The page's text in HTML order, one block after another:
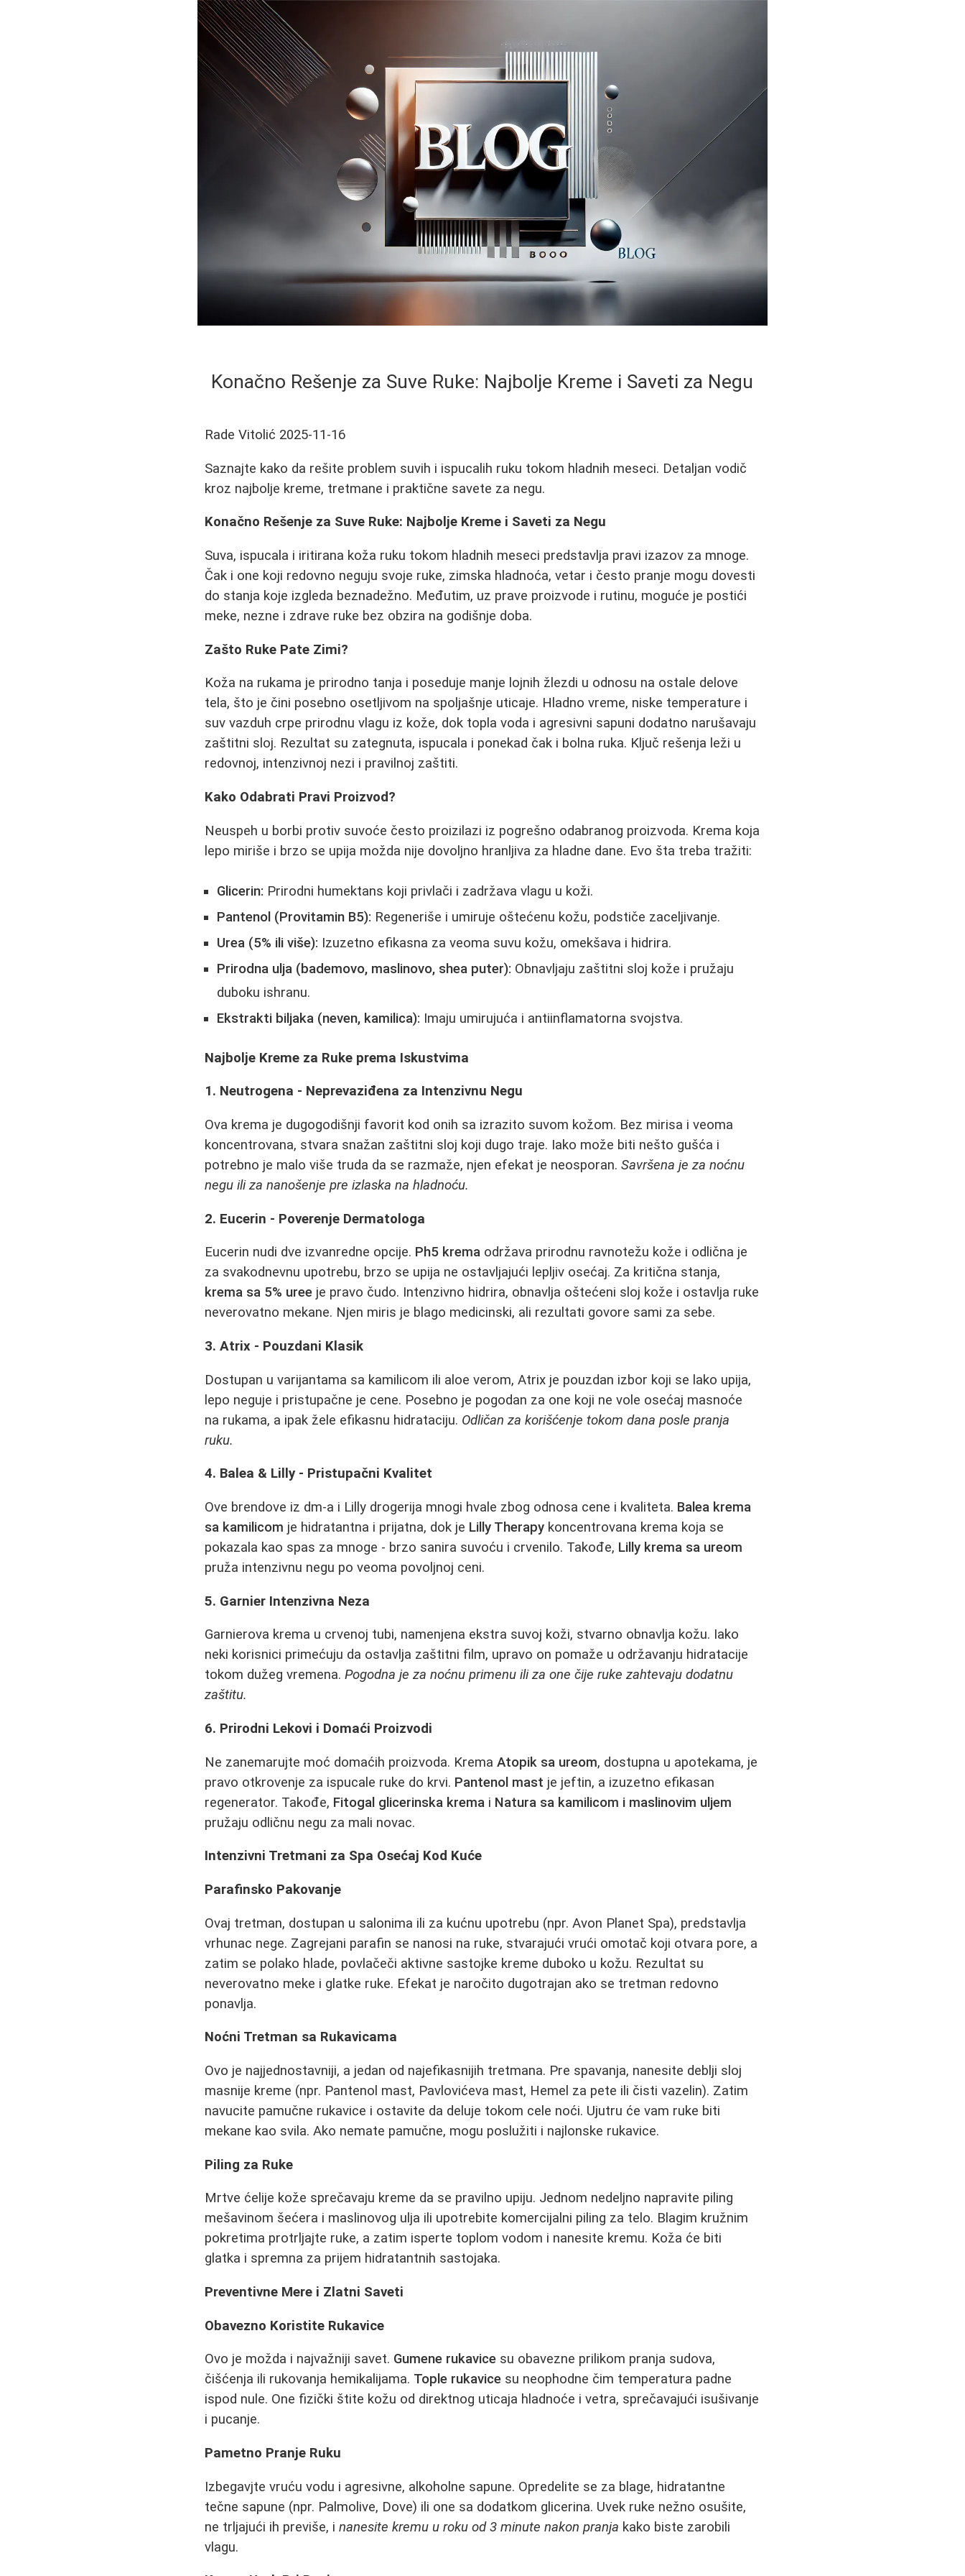
Konačno Rešenje za Suve Ruke: Najbolje Kreme i Saveti za Negu
Rade Vitolić 2025-11-16
Saznajte kako da rešite problem suvih i ispucalih ruku tokom hladnih meseci. Detaljan vodič
kroz najbolje kreme, tretmane i praktične savete za negu.
Konačno Rešenje za Suve Ruke: Najbolje Kreme i Saveti za Negu
Suva, ispucala i iritirana koža ruku tokom hladnih meseci predstavlja pravi izazov za mnoge.
Čak i one koji redovno neguju svoje ruke, zimska hladnoća, vetar i često pranje mogu dovesti
do stanja koje izgleda beznadežno. Međutim, uz prave proizvode i rutinu, moguće je postići
meke, nezne i zdrave ruke bez obzira na godišnje doba.
Zašto Ruke Pate Zimi?
Koža na rukama je prirodno tanja i poseduje manje lojnih žlezdi u odnosu na ostale delove
tela, što je čini posebno osetljivom na spoljašnje uticaje. Hladno vreme, niske temperature i
suv vazduh crpe prirodnu vlagu iz kože, dok topla voda i agresivni sapuni dodatno narušavaju
zaštitni sloj. Rezultat su zategnuta, ispucala i ponekad čak i bolna ruka. Ključ rešenja leži u
redovnoj, intenzivnoj nezi i pravilnoj zaštiti.
Kako Odabrati Pravi Proizvod?
Neuspeh u borbi protiv suvoće često proizilazi iz pogrešno odabranog proizvoda. Krema koja
lepo miriše i brzo se upija možda nije dovoljno hranljiva za hladne dane. Evo šta treba tražiti:
Glicerin: Prirodni humektans koji privlači i zadržava vlagu u koži.
Pantenol (Provitamin B5): Regeneriše i umiruje oštećenu kožu, podstiče zaceljivanje.
Urea (5% ili više): Izuzetno efikasna za veoma suvu kožu, omekšava i hidrira.
Prirodna ulja (bademovo, maslinovo, shea puter): Obnavljaju zaštitni sloj kože i pružaju
duboku ishranu.
Ekstrakti biljaka (neven, kamilica): Imaju umirujuća i antiinflamatorna svojstva.
Najbolje Kreme za Ruke prema Iskustvima
1. Neutrogena - Neprevaziđena za Intenzivnu Negu
Ova krema je dugogodišnji favorit kod onih sa izrazito suvom kožom. Bez mirisa i veoma
koncentrovana, stvara snažan zaštitni sloj koji dugo traje. Iako može biti nešto gušća i
potrebno je malo više truda da se razmaže, njen efekat je neosporan.Savršena je za noćnu
negu ili za nanošenje pre izlaska na hladnoću.
2. Eucerin - Poverenje Dermatologa
Eucerin nudi dve izvanredne opcije. Ph5 krema održava prirodnu ravnotežu kože i odlična je
za svakodnevnu upotrebu, brzo se upija ne ostavljajući lepljiv osećaj. Za kritična stanja,
krema sa 5% uree je pravo čudo. Intenzivno hidrira, obnavlja oštećeni sloj kože i ostavlja ruke
neverovatno mekane. Njen miris je blago medicinski, ali rezultati govore sami za sebe.
3. Atrix - Pouzdani Klasik
Dostupan u varijantama sa kamilicom ili aloe verom, Atrix je pouzdan izbor koji se lako upija,
lepo neguje i pristupačne je cene. Posebno je pogodan za one koji ne vole osećaj masnoće
na rukama, a ipak žele efikasnu hidrataciju. Odličan za korišćenje tokom dana posle pranja
ruku.
4. Balea & Lilly - Pristupačni Kvalitet
Ove brendove iz dm-a i Lilly drogerija mnogi hvale zbog odnosa cene i kvaliteta. Balea krema
sa kamilicom je hidratantna i prijatna, dok je Lilly Therapy koncentrovana krema koja se
pokazala kao spas za mnoge - brzo sanira suvoću i crvenilo. Takođe, Lilly krema sa ureom
pruža intenzivnu negu po veoma povoljnoj ceni.
5. Garnier Intenzivna Neza
Garnierova krema u crvenoj tubi, namenjena ekstra suvoj koži, stvarno obnavlja kožu. Iako
neki korisnici primećuju da ostavlja zaštitni film, upravo on pomaže u održavanju hidratacije
tokom dužeg vremena.Pogodna je za noćnu primenu ili za one čije ruke zahtevaju dodatnu
zaštitu.
6. Prirodni Lekovi i Domaći Proizvodi
Ne zanemarujte moć domaćih proizvoda. KremaAtopik sa ureom, dostupna u apotekama, je
pravo otkrovenje za ispucale ruke do krvi. Pantenol mast je jeftin, a izuzetno efikasan
regenerator. Takođe, Fitogal glicerinska krema i Natura sa kamilicom i maslinovim uljem
pružaju odličnu negu za mali novac.
Intenzivni Tretmani za Spa Osećaj Kod Kuće
Parafinsko Pakovanje
Ovaj tretman, dostupan u salonima ili za kućnu upotrebu (npr. Avon Planet Spa), predstavlja
vrhunac nege. Zagrejani parafin se nanosi na ruke, stvarajući vrući omotač koji otvara pore, a
zatim se polako hlade, povlačeči aktivne sastojke kreme duboko u kožu. Rezultat su
neverovatno meke i glatke ruke. Efekat je naročito dugotrajan ako se tretman redovno
ponavlja.
Noćni Tretman sa Rukavicama
Ovo je najjednostavniji, a jedan od najefikasnijih tretmana. Pre spavanja, nanesite deblji sloj
masnije kreme (npr. Pantenol mast, Pavlovićeva mast, Hemel za pete ili čisti vazelin). Zatim
navucite pamučne rukavice i ostavite da deluje tokom cele noći. Ujutru će vam ruke biti
mekane kao svila. Ako nemate pamučne, mogu poslužiti i najlonske rukavice.
Piling za Ruke
Mrtve ćelije kože sprečavaju kreme da se pravilno upiju. Jednom nedeljno napravite piling
mešavinom šećera i maslinovog ulja ili upotrebite komercijalni piling za telo. Blagim kružnim
pokretima protrljajte ruke, a zatim isperte toplom vodom i nanesite kremu. Koža će biti
glatka i spremna za prijem hidratantnih sastojaka.
Preventivne Mere i Zlatni Saveti
Obavezno Koristite Rukavice
Ovo je možda i najvažniji savet. Gumene rukavice su obavezne prilikom pranja sudova,
čišćenja ili rukovanja hemikalijama. Tople rukavice su neophodne čim temperatura padne
ispod nule. One fizički štite kožu od direktnog uticaja hladnoće i vetra, sprečavajući isušivanje
i pucanje.
Pametno Pranje Ruku
Izbegavjte vruću vodu i agresivne, alkoholne sapune. Opredelite se za blage, hidratantne
tečne sapune (npr. Palmolive, Dove) ili one sa dodatkom glicerina. Uvek ruke nežno osušite,
ne trljajući ih previše, inanesite kremu u roku od 3 minute nakon pranja kako biste zarobili
vlagu.